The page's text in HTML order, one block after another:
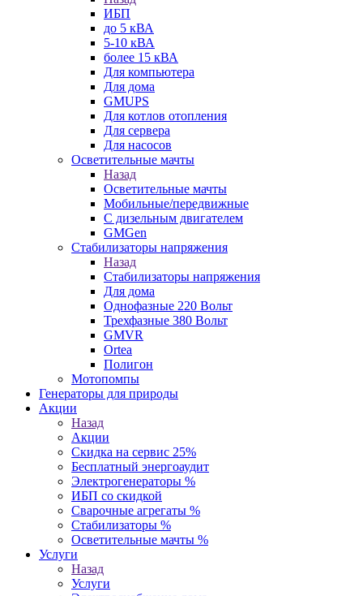
ИБП
до 5 кВА
5-10 кВА
более 15 кВА
Для компьютера
Для дома
GMUPS
Для котлов отопления
Для сервера
Для насосов
Осветительные мачты
Назад
Осветительные мачты
Мобильные/передвижные
С дизельным двигателем
GMGen
Стабилизаторы напряжения
Назад
Стабилизаторы напряжения
Для дома
Однофазные 220 Вольт
Трехфазные 380 Вольт
GMVR
Ortea
Полигон
Мотопомпы
Генераторы для природы
Акции
Назад
Акции
Скидка на сервис 25%
Бесплатный энергоаудит
Электрогенераторы %
ИБП со скидкой
Сварочные агрегаты %
Стабилизаторы %
Осветительные мачты %
Услуги
Назад
Услуги